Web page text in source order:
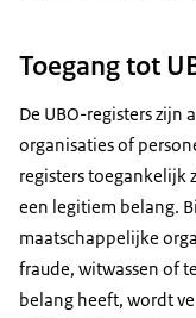
Toegang tot
De UBO-registers
organisaties of
registers toegankelijk
een legitiem belang.
maatschappelijke
fraude, witwassen of
belang heeft, wordt